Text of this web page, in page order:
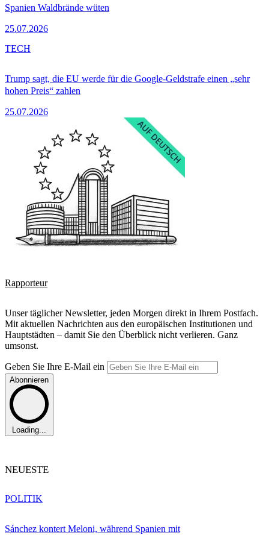
Spanien Waldbrände wüten
25.07.2026
Trump sagt, die EU werde für die Google-Geldstrafe einen „sehr
hohen Preis“ zahlen
25.07.2026
TECH
Rapporteur
Unser täglicher Newsletter, jeden Morgen direkt in Ihrem Postfach.
Mit aktuellen Nachrichten aus den europäischen Institutionen und
Hauptstädten – damit Sie den Überblick nicht verlieren. Ganz
umsonst.
Geben Sie Ihre E-Mail ein
Abonnieren
Loading...
NEUESTE
Sánchez kontert Meloni, während Spanien mit
POLITIK